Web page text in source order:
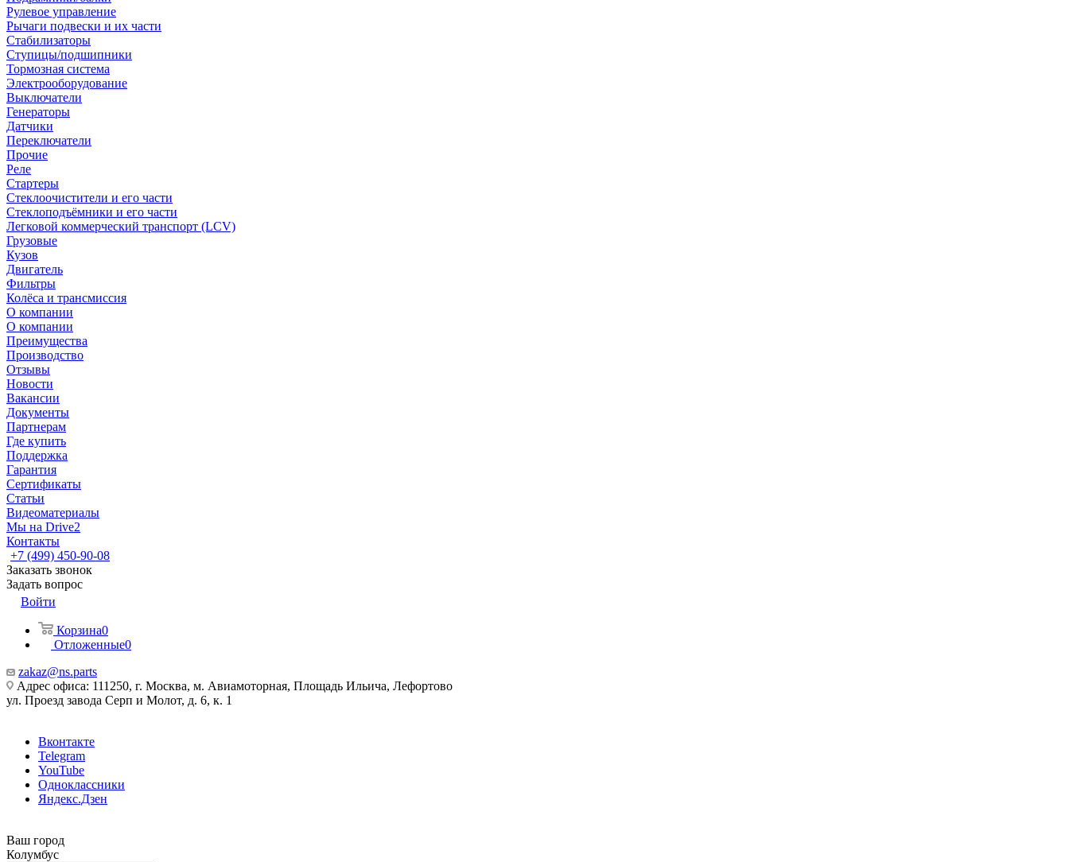
Рулевое управление
Рычаги подвески и их части
Стабилизаторы
Ступицы/подшипники
Тормозная система
Электрооборудование
Выключатели
Генераторы
Датчики
Переключатели
Прочие
Реле
Стартеры
Стеклоочистители и его части
Стеклоподъёмники и его части
Легковой коммерческий транспорт (LCV)
Грузовые
Кузов
Двигатель
Фильтры
Колёса и трансмиссия
О компании
О компании
Преимущества
Производство
Отзывы
Новости
Вакансии
Документы
Партнерам
Где купить
Поддержка
Гарантия
Сертификаты
Статьи
Видеоматериалы
Мы на Drive2
Контакты
+7 (499) 450-90-08
Заказать звонок
Задать вопрос
Войти
Корзина0
Отложенные0
zakaz@ns.parts
Адрес офиса: 111250, г. Москва, м. Авиамоторная, Площадь Ильича, Лефортово
ул. Проезд завода Серп и Молот, д. 6, к. 1
Вконтакте
Telegram
YouTube
Одноклассники
Яндекс.Дзен
Ваш город
Колумбус